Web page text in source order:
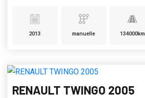
2013 manuelle 134000km
RENAULT TWINGO 2005